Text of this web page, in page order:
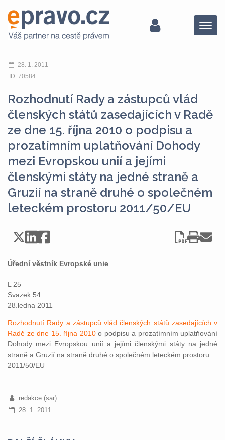
Menu
28. 1. 2011
ID: 70584
Rozhodnutí Rady a zástupců vlád
členských států zasedajících v Radě
ze dne 15. října 2010 o podpisu a
prozatímním uplatňování Dohody
mezi Evropskou unií a jejími
členskými státy na jedné straně a
Gruzií na straně druhé o společném
leteckém prostoru 2011/50/EU
Úřední věstník Evropské unie
L 25
Svazek 54
28.ledna 2011
Rozhodnutí Rady a zástupců vlád členských států zasedajících v
Radě ze dne 15. října 2010o podpisu a prozatímním uplatňování
Dohody mezi Evropskou unií a jejími členskými státy na jedné
straně a Gruzií na straně druhé o společném leteckém prostoru
2011/50/EU
redakce (sar)
28. 1. 2011